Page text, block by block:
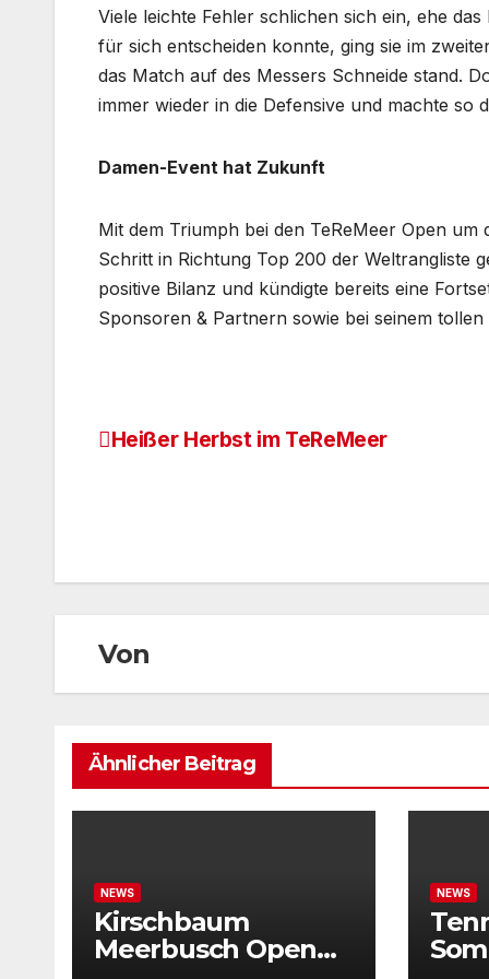
Viele leichte Fehler schlichen sich ein, ehe
für sich entscheiden konnte, ging sie im
das Match auf des Messers Schneide stand.
immer wieder in die Defensive und machte so
Damen-Event hat Zukunft
Mit dem Triumph bei den TeReMeer Open
Schritt in Richtung Top 200 der Weltrangliste
positive Bilanz und kündigte bereits eine
Sponsoren & Partnern sowie bei seinem
Beitragsnavigation
Heißer Herbst im TeReMeer
Von
Ähnlicher Beitrag
NEWS
Kirschbaum
Meerbusch Open
NEWS